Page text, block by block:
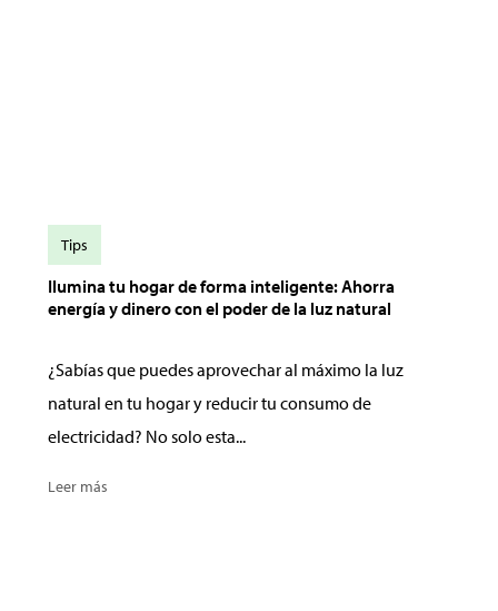
Ilumina tu hogar de forma inteligente: Ahorra
energía y dinero con el poder de la luz natural
¿Sabías que puedes aprovechar al máximo la luz
natural en tu hogar y reducir tu consumo de
electricidad? No solo esta...
Leer más
Tips